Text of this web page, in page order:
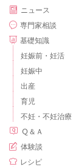
ニュース
専門家相談
基礎知識
妊娠前・妊活
妊娠中
出産
育児
不妊・不妊治療
Ｑ＆Ａ
体験談
レシピ